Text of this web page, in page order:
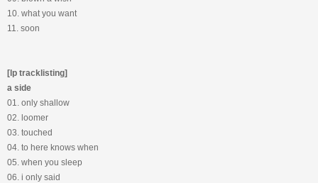
10. what you want
11. soon
[lp tracklisting]
a side
01. only shallow
02. loomer
03. touched
04. to here knows when
05. when you sleep
06. i only said